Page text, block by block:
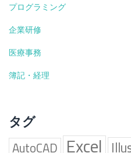
プログラミング
企業研修
医療事務
簿記・経理
タグ
AutoCAD Excel